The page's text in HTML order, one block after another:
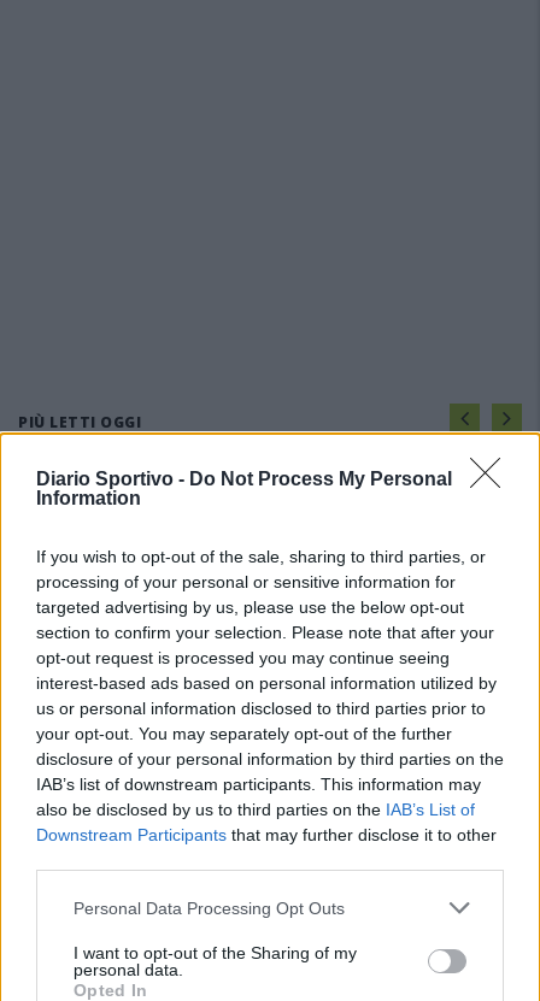
Diario Sportivo - Do Not Process My Personal
Information
If you wish to opt-out of the sale, sharing to third parties, or
processing of your personal or sensitive information for
targeted advertising by us, please use the below opt-out
section to confirm your selection. Please note that after your
opt-out request is processed you may continue seeing
interest-based ads based on personal information utilized by
us or personal information disclosed to third parties prior to
your opt-out. You may separately opt-out of the further
disclosure of your personal information by third parties on the
IAB’s list of downstream participants. This information may
also be disclosed by us to third parties on the IAB’s List of
Downstream Participants that may further disclose it to other
Personal Data Processing Opt Outs
I want to opt-out of the Sharing of my
personal data.
Opted In
PIÙ LETTI OGGI
Il Monastir riparte dai pilastri Masia, Pinna e
Aloia, il primo acquisto è Loru
7 Ago 2026
Gran colpo dell'Ossese, per la difesa c'è l'ex
Torres Riccardo Idda
7 Ago 2026
Il Monastir 1983 si trasforma da Associazione
L'Ossese si prepara all'esordio in D: Forzati,
Cabrera, Tesio, Limongelli, Bolzicco e tanti